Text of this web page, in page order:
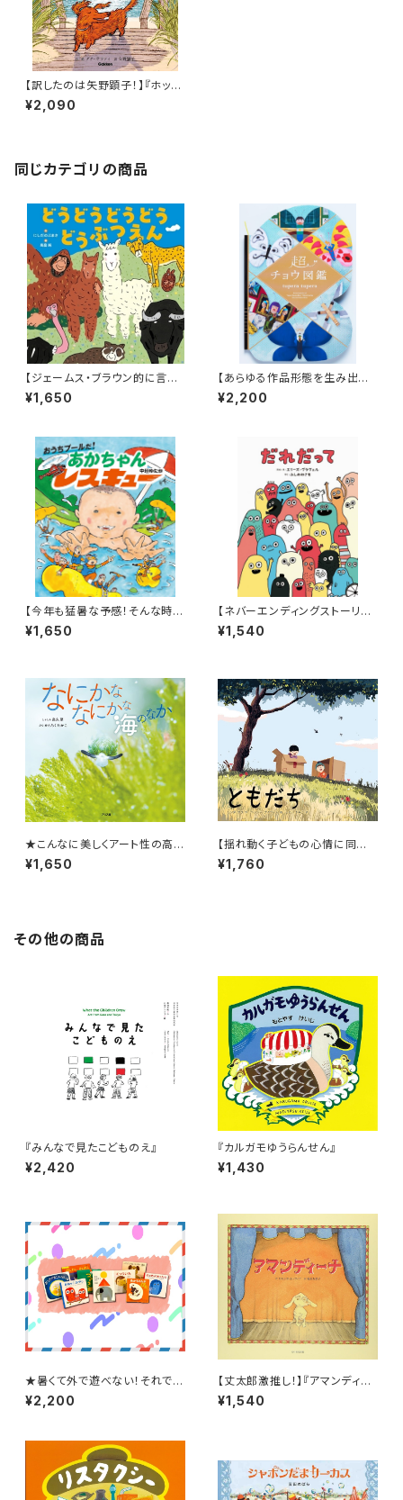
【訳したのは矢野顕子！】『ホット
ドッグ』
¥2,090
同じカテゴリの商品
【ジェームス・ブラウン的に言え
ば「ゲロッパ！」的な絵本！】『どう
どうどうどう どうぶつえん』
¥1,650
【あらゆる作品形態を生み出すt
upera tuperaの中でも丈太郎
的に好きなジャンル！】『超チョウ
¥2,200
【今年も猛暑な予感！そんな時に
はこんなアドベンチャー絵本は
いかが？】『おうちプールだ! あ
¥1,650
【ネバーエンディングストーリー
のような永遠に続く！】『だれだっ
て』
¥1,540
★こんなに美しくアート性の高い
海の写真絵本は見たことない！
★『なにかななにかな 海のな
¥1,650
【揺れ動く子どもの心情に同
感！】『ともだち』
¥1,760
その他の商品
『みんなで見たこどものえ』
¥2,420
『カルガモゆうらんせん』
¥1,430
★暑くて外で遊べない！それでは
おうちで絵本タイム！★【8月スタ
ート！】赤ちゃんブッククラブ(絵
¥2,200
【丈太郎激推し！】『アマンディー
ナ』
¥1,540